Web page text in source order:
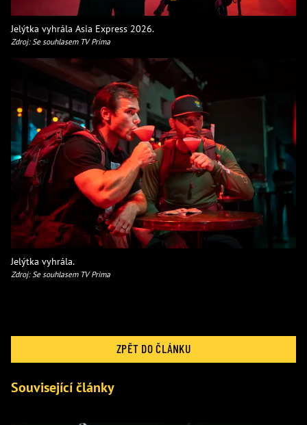
Jelýtka vyhrála Asia Express 2026.
Zdroj: Se souhlasem TV Prima
Jelýtka vyhrála.
Zdroj: Se souhlasem TV Prima
ZPĚT DO ČLÁNKU
Související články